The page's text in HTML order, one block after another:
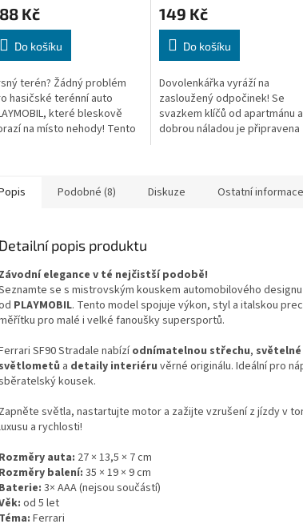
Kč
Do košíku
terén? Žádný problém
hasičské terénní auto
které bleskově
na místo nehody! Tento
149 Kč
Do košíku
Dovolenkářka vyráží na
zasloužený odpočinek! Se
svazkem klíčů od apartmánu a
dobrou náladou je připravena
Podobné (8) Diskuze Ostatní informace
Detailní popis produktu
Závodní elegance v té nejčistší podobě!
se s mistrovským kouskem automobilového
PLAYMOBIL. Tento model spojuje výkon, styl a italskou
pro malé i velké fanoušky supersportů.
SF90 Stradale nabízíodnímatelnou střechu,
světlometů a detaily interiéru věrné originálu. Ideální pro
kousek.
Zapněte světla, nastartujte motor a zažijte vzrušení z jízdy v
a rychlosti!
Rozměry auta: 27 × 13,5 × 7 cm
Rozměry balení: 35 × 19 × 9 cm
Baterie: 3× AAA (nejsou součástí)
od 5 let
Téma: Ferrari